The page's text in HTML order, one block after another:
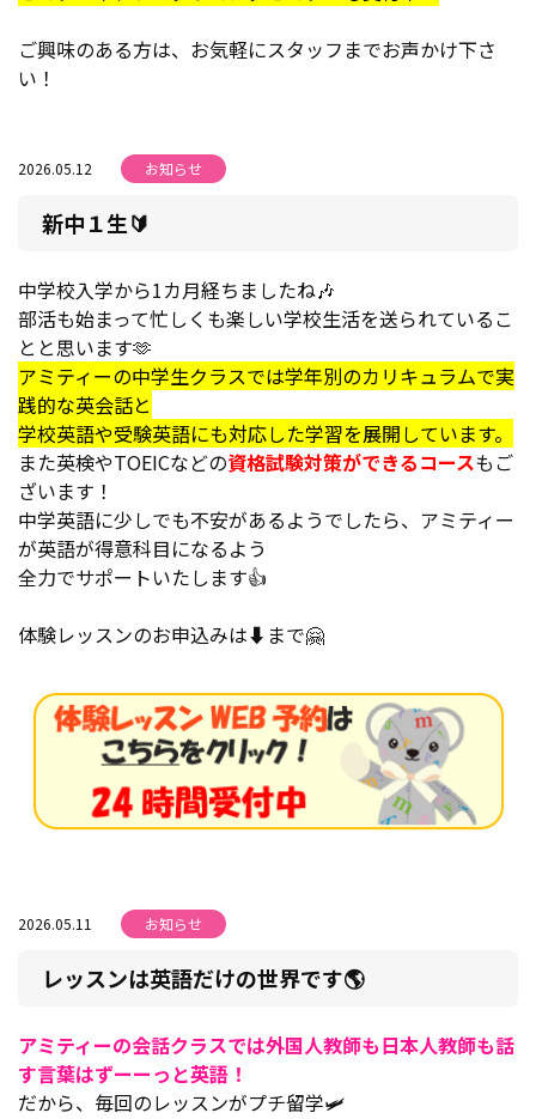
ご興味のある方は、お気軽にスタッフまでお声かけ下さ
い！
2026.05.12 お知らせ
新中１生🔰
中学校入学から1カ月経ちましたね🎶
部活も始まって忙しくも楽しい学校生活を送られているこ
とと思います🫶
アミティーの中学生クラスでは学年別のカリキュラムで実
践的な英会話と
学校英語や受験英語にも対応した学習を展開しています。
また英検やTOEICなどの資格試験対策ができるコースもご
ざいます！
中学英語に少しでも不安があるようでしたら、アミティー
が英語が得意科目になるよう
全力でサポートいたします👍
体験レッスンのお申込みは⬇️まで🤗
2026.05.11 お知らせ
レッスンは英語だけの世界です🌎
アミティーの会話クラスでは外国人教師も日本人教師も話
す言葉はずーーっと英語！
だから、毎回のレッスンがプチ留学🛩️